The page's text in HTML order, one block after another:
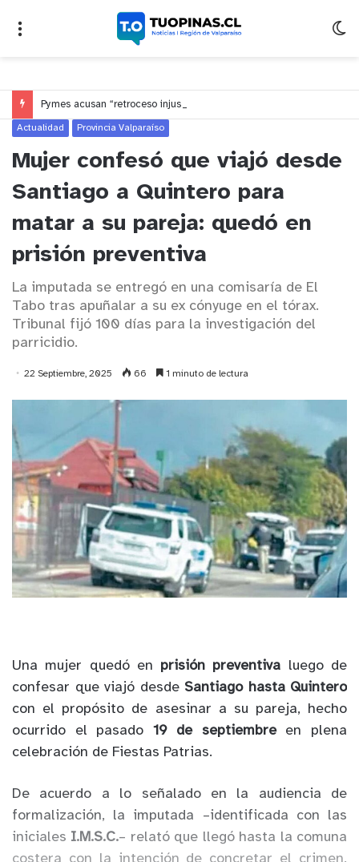
Actualidad Provincia Valparaíso
Mujer confesó que viajó desde
Santiago a Quintero para
matar a su pareja: quedó en
prisión preventiva
La imputada se entregó en una comisaría de El
Tabo tras apuñalar a su ex cónyuge en el tórax.
Tribunal fijó 100 días para la investigación del
parricidio.
22 Septiembre, 2025 66 1 minuto de lectura
Una mujer quedó en prisión preventiva luego de
confesar que viajó desde Santiago hasta Quintero
con el propósito de asesinar a su pareja, hecho
ocurrido el pasado 19 de septiembreen plena
celebración de Fiestas Patrias.
De acuerdo a lo señalado en la audiencia de
formalización, la imputada –identificada con las
iniciales I.M.S.C.– relató que llegó hasta la comuna